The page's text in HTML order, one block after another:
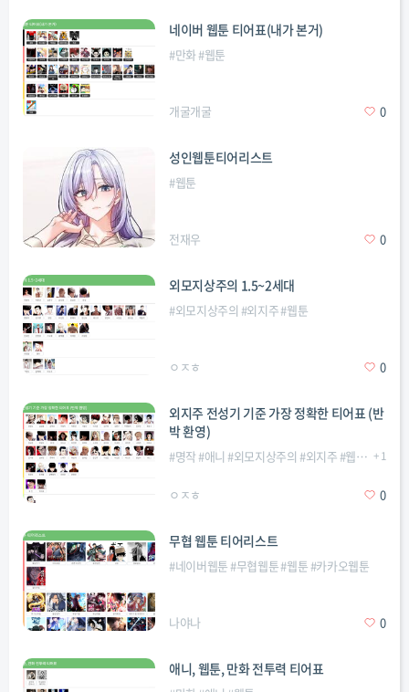
네이버 웹툰 티어표(내가 본거)
#만화#웹툰
개굴개굴 0
성인웹툰티어리스트
#웹툰
전재우 0
외모지상주의 1.5~2세대
#외모지상주의 #외지주#웹툰
ㅇㅈㅎ 0
외지주 전성기 기준 가장 정확한 티어표 (반
박 환영)
#명작#애니 #외모지상주의 #외지주#웹툰 #전투
+1
ㅇㅈㅎ 0
무협 웹툰 티어리스트
#네이버웹툰#무협웹툰#웹툰#카카오웹툰
나야나 0
애니, 웹툰, 만화 전투력 티어표